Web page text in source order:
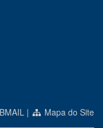
| Mapa do Site